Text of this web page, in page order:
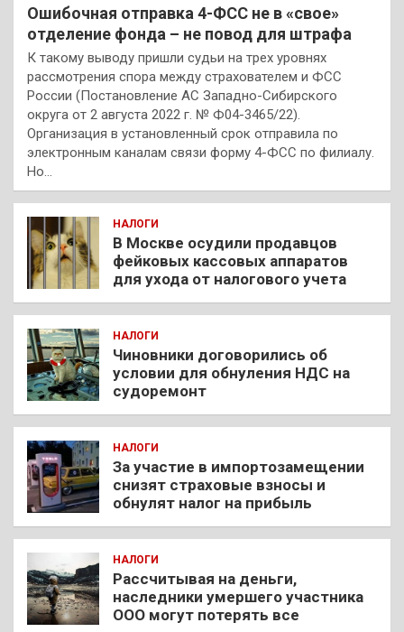
Ошибочная отправка 4-ФСС не в «свое»
отделение фонда – не повод для штрафа
К такому выводу пришли судьи на трех уровнях
рассмотрения спора между страхователем и ФСС
России (Постановление АС Западно-Сибирского
округа от 2 августа 2022 г. № Ф04-3465/22).
Организация в установленный срок отправила по
электронным каналам связи форму 4-ФСС по филиалу.
Но…
НАЛОГИ
В Москве осудили продавцов
фейковых кассовых аппаратов
для ухода от налогового учета
НАЛОГИ
Чиновники договорились об
условии для обнуления НДС на
судоремонт
НАЛОГИ
За участие в импортозамещении
снизят страховые взносы и
обнулят налог на прибыль
НАЛОГИ
Рассчитывая на деньги,
наследники умершего участника
ООО могут потерять все